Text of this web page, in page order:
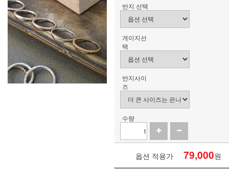
반지 선택
게이지선
택
반지사이
즈
수량
옵션 적용가 79,000원